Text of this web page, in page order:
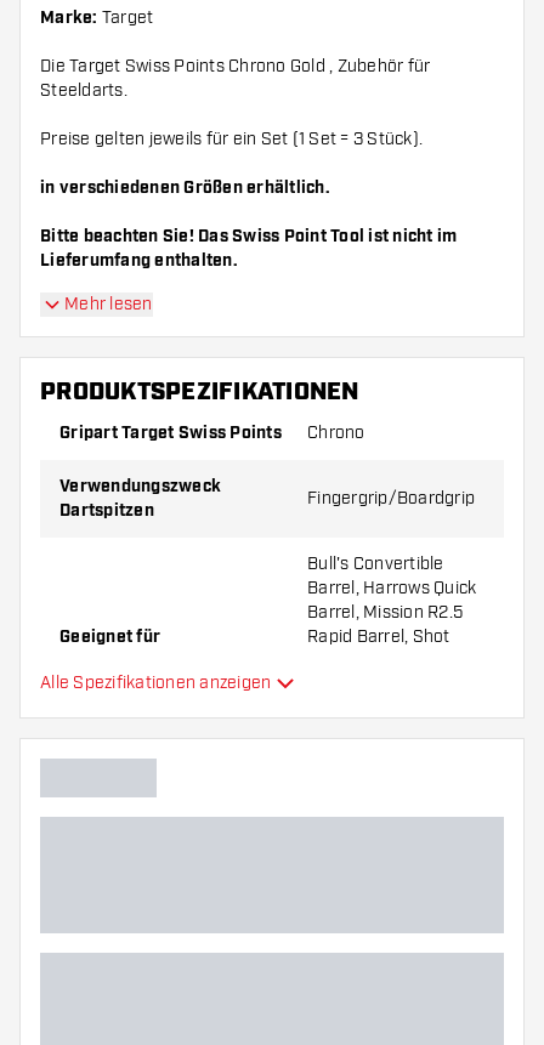
Marke: Target
Die Target Swiss Points Chrono Gold , Zubehör für
Steeldarts.
Preise gelten jeweils für ein Set (1 Set = 3 Stück).
in verschiedenen Größen erhältlich.
Bitte beachten Sie! Das Swiss Point Tool ist nicht im
Lieferumfang enthalten.
Mehr lesen
PRODUKTSPEZIFIKATIONEN
Gripart Target Swiss Points Chrono
Verwendungszweck
Dartspitzen
Fingergrip/Boardgrip
Geeignet für
Bull's Convertible
Barrel, Harrows Quick
Barrel, Mission R2.5
Rapid Barrel, Shot
Form Dartspitzen
Gripart Dartspitzen Ringed
Alle Spezifikationen anzeigen